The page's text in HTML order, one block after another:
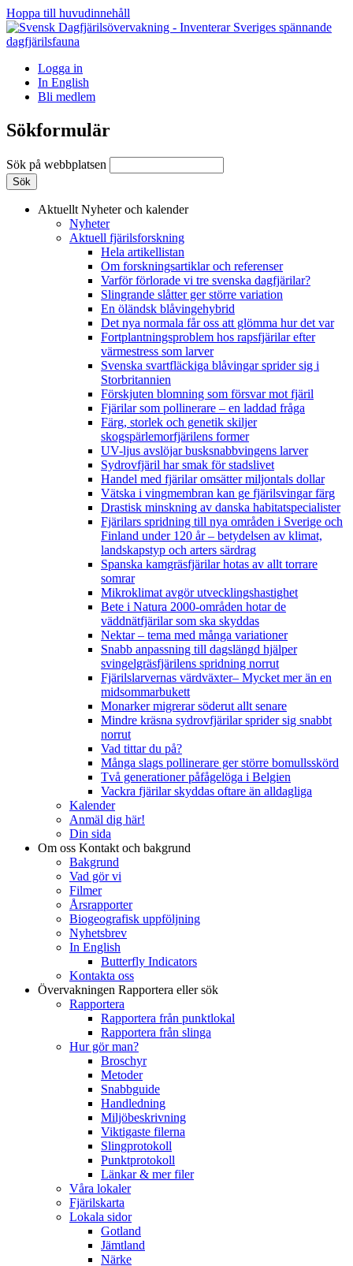
Hoppa till huvudinnehåll
Logga in
In English
Bli medlem
Sökformulär
Sök på webbplatsen
Aktuellt Nyheter och kalender
Nyheter
Aktuell fjärilsforskning
Hela artikellistan
Om forskningsartiklar och referenser
Varför förlorade vi tre svenska dagfjärilar?
Slingrande slåtter ger större variation
En öländsk blåvingehybrid
Det nya normala får oss att glömma hur det var
Fortplantningsproblem hos rapsfjärilar efter
värmestress som larver
Svenska svartfläckiga blåvingar sprider sig i
Storbritannien
Förskjuten blomning som försvar mot fjäril
Fjärilar som pollinerare – en laddad fråga
Färg, storlek och genetik skiljer
skogspärlemorfjärilens former
UV-ljus avslöjar busksnabbvingens larver
Sydrovfjäril har smak för stadslivet
Handel med fjärilar omsätter miljontals dollar
Vätska i vingmembran kan ge fjärilsvingar färg
Drastisk minskning av danska habitatspecialister
Fjärilars spridning till nya områden i Sverige och
Finland under 120 år– betydelsen av klimat,
landskapstyp och arters särdrag
Spanska kamgräsfjärilar hotas av allt torrare
somrar
Mikroklimat avgör utvecklingshastighet
Bete i Natura 2000-områden hotar de
väddnätfjärilar som ska skyddas
Nektar – tema med många variationer
Snabb anpassning till dagslängd hjälper
svingelgräsfjärilens spridning norrut
Fjärilslarvernas värdväxter– Mycket mer än en
midsommarbukett
Monarker migrerar söderut allt senare
Mindre kräsna sydrovfjärilar sprider sig snabbt
norrut
Vad tittar du på?
Många slags pollinerare ger större bomullsskörd
Två generationer påfågelöga i Belgien
Vackra fjärilar skyddas oftare än alldagliga
Kalender
Anmäl dig här!
Din sida
Om oss Kontakt och bakgrund
Bakgrund
Vad gör vi
Filmer
Årsrapporter
Biogeografisk uppföljning
Nyhetsbrev
In English
Butterfly Indicators
Kontakta oss
Övervakningen Rapportera eller sök
Rapportera
Rapportera från punktlokal
Rapportera från slinga
Hur gör man?
Broschyr
Metoder
Snabbguide
Handledning
Miljöbeskrivning
Viktigaste filerna
Slingprotokoll
Punktprotokoll
Länkar & mer filer
Våra lokaler
Fjärilskarta
Lokala sidor
Gotland
Jämtland
Närke